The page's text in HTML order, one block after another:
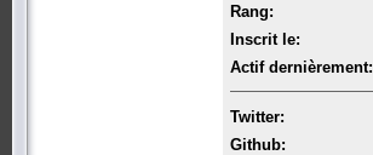
Rang:
Inscrit le:
Actif dernièrement:
Twitter:
Github: